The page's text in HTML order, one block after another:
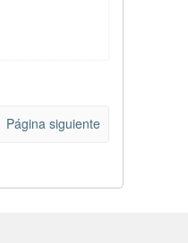
Página siguiente